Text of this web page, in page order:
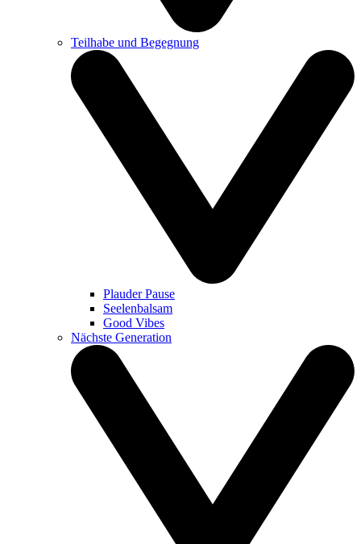
Teilhabe und Begegnung
Plauder Pause
Seelenbalsam
Good Vibes
Nächste Generation